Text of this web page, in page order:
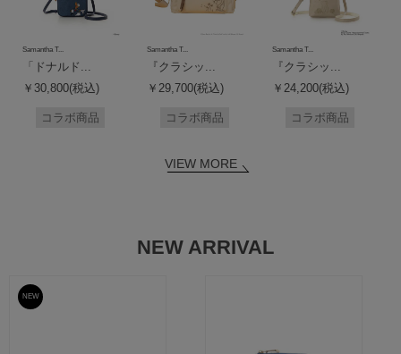
Samantha T...
「ドナルド...
￥30,800(税込)
コラボ商品
Samantha T...
『クラシッ...
￥29,700(税込)
コラボ商品
Samantha T...
『クラシッ...
￥24,200(税込)
コラボ商品
VIEW MORE
NEW ARRIVAL
予約
NEW